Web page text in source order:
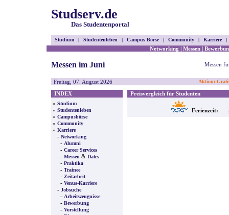
Studserv.de
Das Studentenportal
Studium | Studentenleben | Campus Börse | Community | Karriere |
Networking | Messen |
Messen im Juni Messen
Freitag, 07. August 2026 Aktion:
INDEX
» Studium
» Studentenleben
» Campusbörse
» Community
» Karriere
- Networking
- Alumni
- Career Services
- Messen & Dates
- Praktika
- Trainee
- Zeitarbeit
- Venus-Karriere
- Jobsuche
- Arbeitszeugnisse
- Bewerbung
- Vorstellung
Preisvergleich für Studenten
Ferienzeit: